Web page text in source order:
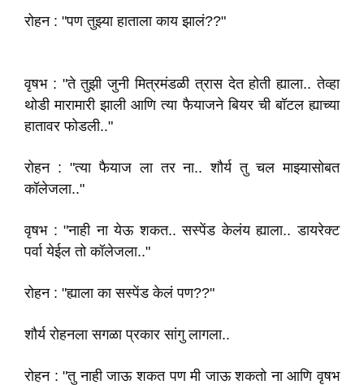
रोहन : "पण तुझ्या हाताला काय झालं??"
वृषभ : "ते तुझी जुनी मित्रमंडळी त्रास देत होती ह्याला.. तेव्हा
थोडी मारामारी झाली आणि त्या फैयाजने बियर ची बॉटल ह्याच्या
हातावर फोडली.."
रोहन : "त्या फैयाज ला तर ना.. शौर्य तु चल माझ्यासोबत
कॉलेजला.."
वृषभ : "नाही ना येऊ शकत.. सस्पेंड केलंय ह्याला.. डायरेक्ट
पर्वा येईल तो कॉलेजला.."
रोहन : "ह्याला का सस्पेंड केलं पण??"
शौर्य रोहनला सगळा प्रकार सांगु लागला..
रोहन : "तु नाही जाऊ शकत पण मी जाऊ शकतो ना आणि वृषभ